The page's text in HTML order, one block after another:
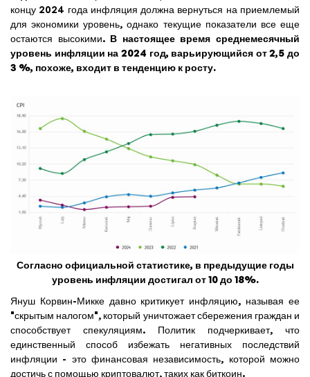
концу 2024 года инфляция должна вернуться на приемлемый
для экономики уровень, однако текущие показатели все еще
остаются высокими. В настоящее время среднемесячный
уровень инфляции на 2024 год, варьирующийся от 2,5 до
3 %, похоже, входит в тенденцию к росту.
Согласно официальной статистике, в предыдущие годы
уровень инфляции достигал от 10 до 18%.
Януш Корвин-Микке давно критикует инфляцию, называя ее
"скрытым налогом", который уничтожает сбережения граждан и
способствует спекуляциям. Политик подчеркивает, что
единственный способ избежать негативных последствий
инфляции - это финансовая независимость, которой можно
достичь с помощью криптовалют, таких как биткоин.